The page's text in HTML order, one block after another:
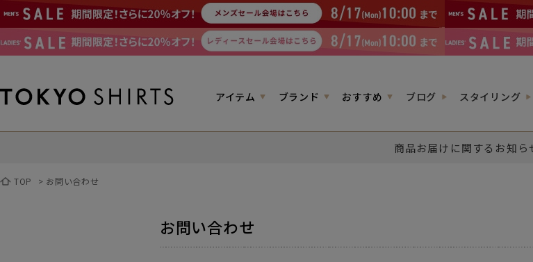
アイテム ブランド おすすめ ブログ スタイリング
商品お届けに関するお知ら
TOP > お問い合わせ
お問い合わせ